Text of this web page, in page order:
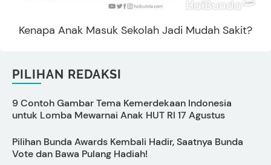
Kenapa Anak Masuk Sekolah Jadi Mudah Sakit?
PILIHAN REDAKSI
9 Contoh Gambar Tema Kemerdekaan Indonesia
untuk Lomba Mewarnai Anak HUT RI 17 Agustus
Pilihan Bunda Awards Kembali Hadir, Saatnya Bunda
Vote dan Bawa Pulang Hadiah!